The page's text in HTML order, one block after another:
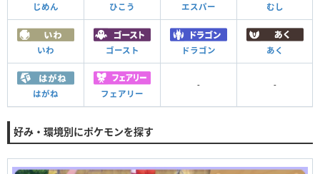
じめん ひこう エスパー むし
いわ ゴースト ドラゴン あく
はがね フェアリー
- -
好み・環境別にポケモンを探す